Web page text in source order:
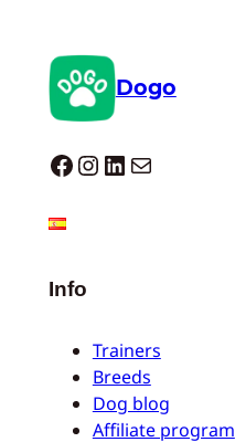
Dogo
Dogo facebook InstagramLinkedIn Mail
Info
Trainers
Breeds
Dog blog
Affiliate program